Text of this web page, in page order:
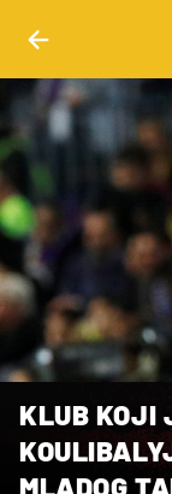
KLUB KOJI
MLADOG